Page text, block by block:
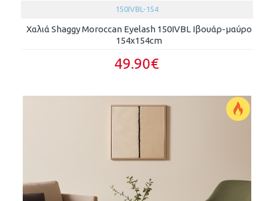
150IVBL-154
Χαλιά Shaggy Moroccan Eyelash 150IVBL Ιβουάρ-μαύρο
154x154cm
49.90€